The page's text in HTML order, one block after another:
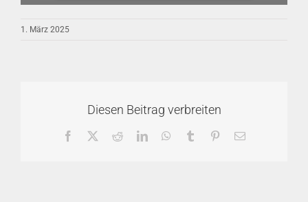
1. März 2025
Diesen Beitrag verbreiten
Facebook RedditLinkedInWhatsApp
Tumblr Pinterest
E-